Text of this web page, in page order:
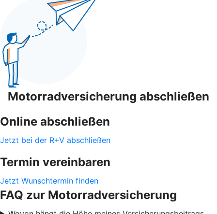
Motorradversicherung abschließen
Online abschließen
Jetzt bei der R+V abschließen
Termin vereinbaren
Jetzt Wunschtermin finden
FAQ zur Motorradversicherung